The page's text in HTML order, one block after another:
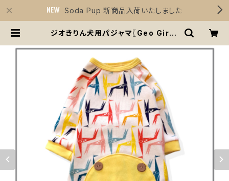
Soda Pup 新商品入荷いたしました
ジオきりん犬用パジャマ〖Geo Giraf
s